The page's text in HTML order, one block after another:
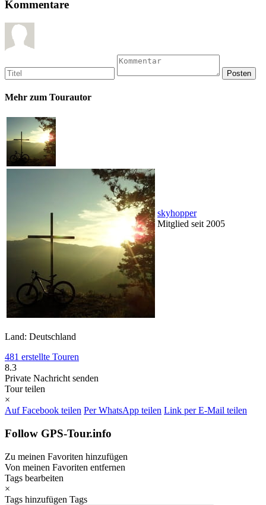
Kommentare
Mehr zum Tourautor
skyhopper
Mitglied seit 2005
Land: Deutschland
481 erstellte Touren
8.3
Private Nachricht senden
Tour teilen
×
Auf Facebook teilen Per WhatsApp teilen Link per E-Mail teilen
Follow GPS-Tour.info
Zu meinen Favoriten hinzufügen
Von meinen Favoriten entfernen
Tags bearbeiten
×
Tags hinzufügen Tags